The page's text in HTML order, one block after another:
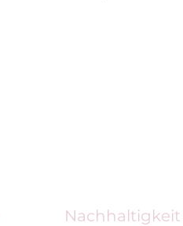
Nachhaltigkeit